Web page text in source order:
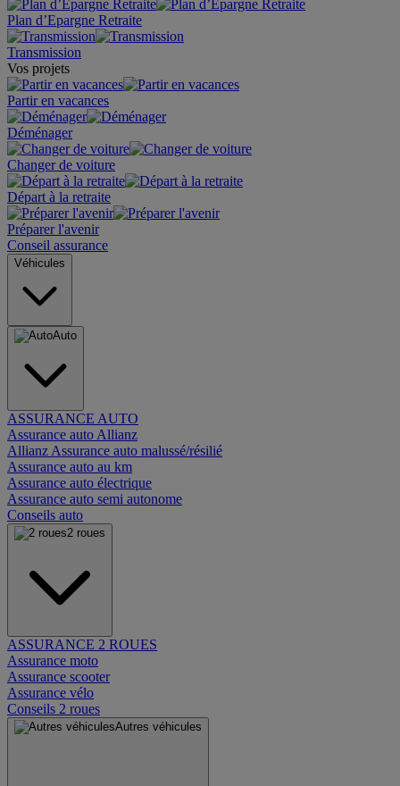
Plan d’Epargne Retraite
Transmission
Vos projets
Partir en vacances
Déménager
Changer de voiture
Départ à la retraite
Préparer l'avenir
Conseil assurance
Véhicules
Auto
ASSURANCE AUTO
Assurance auto Allianz
Allianz Assurance auto malussé/résilié
Assurance auto au km
Assurance auto électrique
Assurance auto semi autonome
Conseils auto
2 roues
ASSURANCE 2 ROUES
Assurance moto
Assurance scooter
Assurance vélo
Conseils 2 roues
Autres véhicules